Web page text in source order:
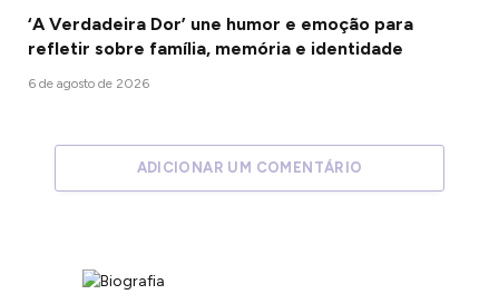
‘A Verdadeira Dor’ une humor e emoção para
refletir sobre família, memória e identidade
6 de agosto de 2026
ADICIONAR UM COMENTÁRIO